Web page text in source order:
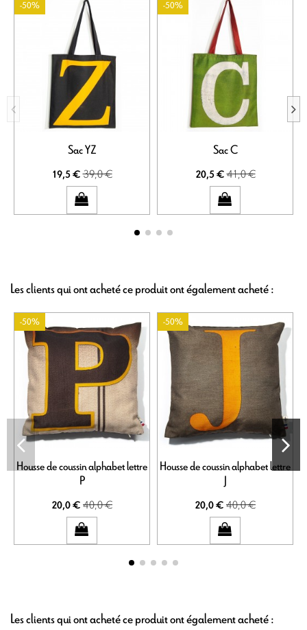
-50%
Sac YZ
19,5 €39,0 €
-50%
Sac C
20,5 €41,0 €
Les clients qui ont acheté ce produit ont également acheté :
-50%
Housse de coussin alphabet lettre
P
20,0 €40,0 €
-50%
Housse de coussin alphabet lettre
J
20,0 €40,0 €
Les clients qui ont acheté ce produit ont également acheté :